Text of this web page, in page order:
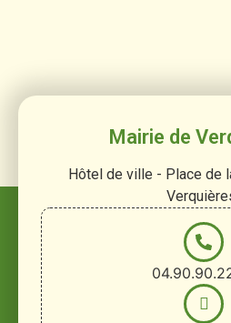
Mairie de
Hôtel de ville - Place de